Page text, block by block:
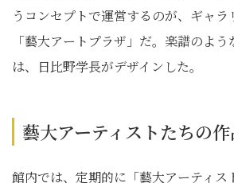
うコンセプトで運営するのが、ギャ
「藝大アートプラザ」だ。楽譜のよう
は、日比野学長がデザインした。
藝大アーティストたちの
館内では、定期的に「藝大アーティス